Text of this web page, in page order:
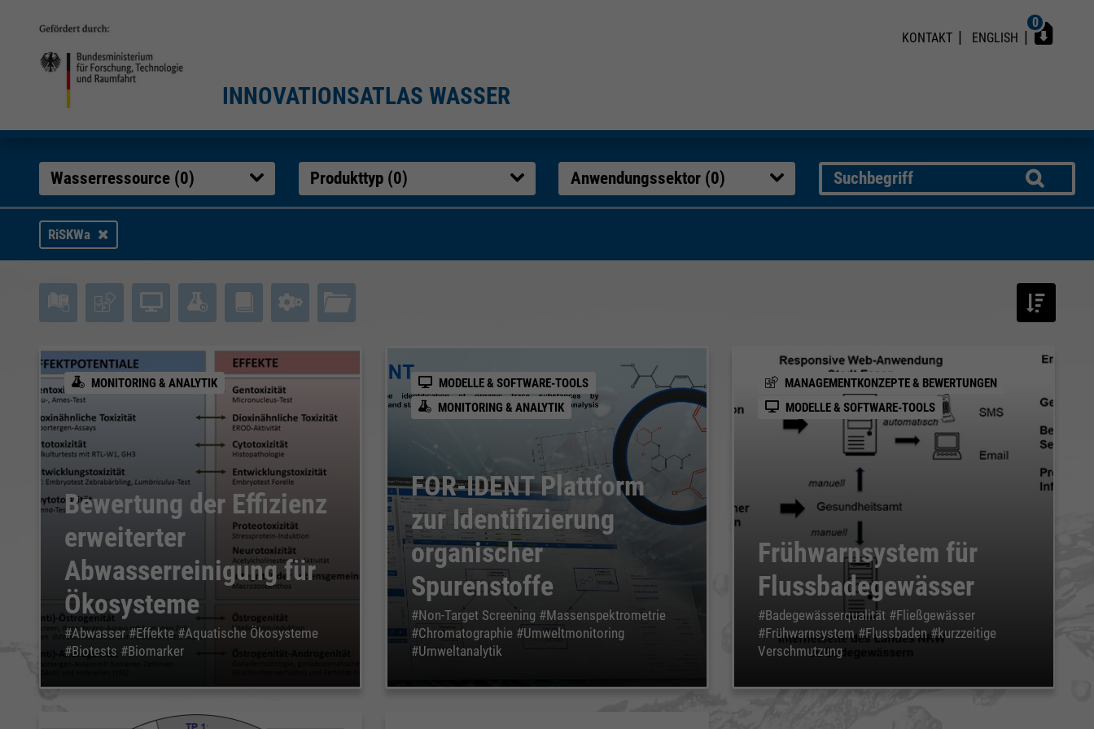
INNOVATIONSATLAS WASSER
KONTAKT ENGLISH
0
Wasserressource (0) Produkttyp (0) Anwendungssektor (0) Suche
RiSKWa
Filterergebnisse
MONITORING & ANALYTIK
Bewertung der Effizienz
erweiterter
Abwasserreinigung für
Ökosysteme
#Abwasser #Effekte #Aquatische Ökosysteme
#Biotests #Biomarker
MODELLE & SOFTWARE-TOOLS
MONITORING & ANALYTIK
FOR-IDENT Plattform
zur Identifizierung
organischer
Spurenstoffe
#Non-Target Screening #Massenspektrometrie
#Chromatographie #Umweltmonitoring
#Umweltanalytik
MANAGEMENTKONZEPTE & BEWERTUNGEN
MODELLE & SOFTWARE-TOOLS
Frühwarnsystem für
Flussbadegewässer
#Badegewässerqualität #Fließgewässer
#Frühwarnsystem #Flussbaden #kurzzeitige
Verschmutzung
Notwendig
Cookie Informationen anzeigen
Marketing und Statistik
Notwendig
Cookie Informationen anzeigen
Marketing und Statistik